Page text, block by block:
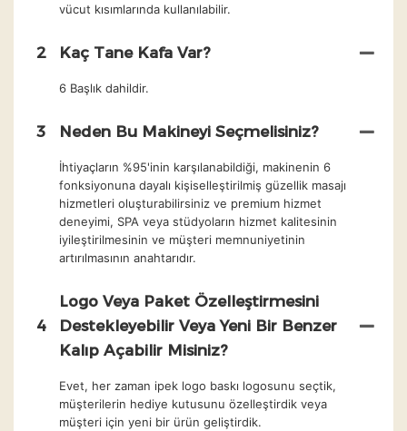
vücut kısımlarında kullanılabilir.
2 Kaç Tane Kafa Var?
6 Başlık dahildir.
3 Neden Bu Makineyi Seçmelisiniz?
İhtiyaçların %95'inin karşılanabildiği, makinenin 6
fonksiyonuna dayalı kişiselleştirilmiş güzellik masajı
hizmetleri oluşturabilirsiniz ve premium hizmet
deneyimi, SPA veya stüdyoların hizmet kalitesinin
iyileştirilmesinin ve müşteri memnuniyetinin
artırılmasının anahtarıdır.
4
Logo Veya Paket Özelleştirmesini
Destekleyebilir Veya Yeni Bir Benzer
Kalıp Açabilir Misiniz?
Evet, her zaman ipek logo baskı logosunu seçtik,
müşterilerin hediye kutusunu özelleştirdik veya
müşteri için yeni bir ürün geliştirdik.